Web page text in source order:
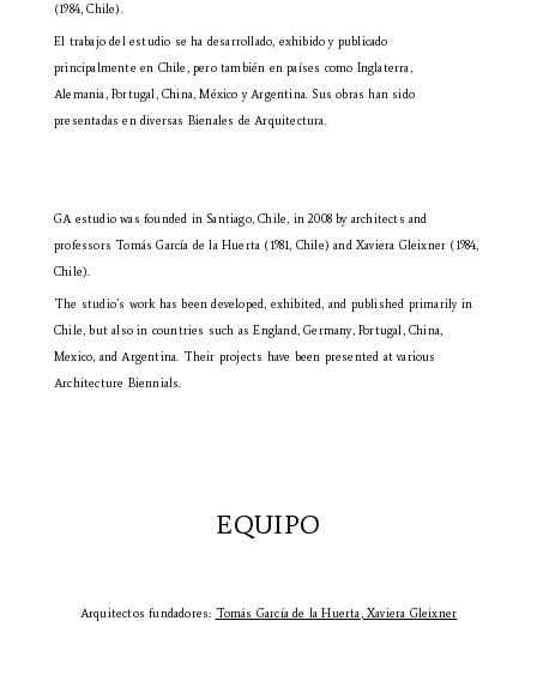
(1984, Chile).
El trabajo del estudio se ha desarrollado, exhibido y publicado
principalmente en Chile, pero también en países como Inglaterra,
Alemania, Portugal, China, México y Argentina. Sus obras han sido
presentadas en diversas Bienales de Arquitectura.
GA estudio was founded in Santiago, Chile, in 2008 by architects and
professors Tomás García de la Huerta (1981, Chile) and Xaviera Gleixner (1984,
Chile).
The studio’s work has been developed, exhibited, and published primarily in
Chile, but also in countries such as England, Germany, Portugal, China,
Mexico, and Argentina. Their projects have been presented at various
Architecture Biennials.
EQUIPO
Arquitectos fundadores: Tomás García de la Huerta, Xaviera Gleixner